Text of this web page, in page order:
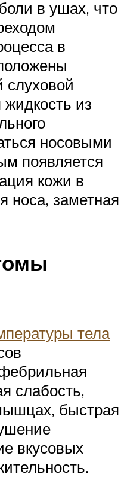
в ушах, что
в
слуховой
из
носовыми
появляется
кожи в
носа, заметная
тела
слабость,
быстрая
вкусовых